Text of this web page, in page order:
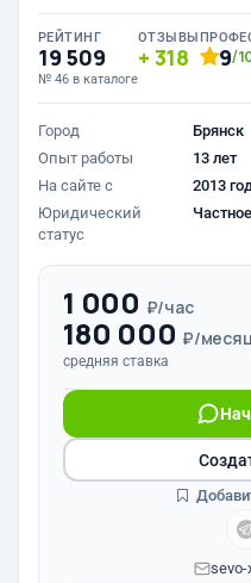
РЕЙТИНГ
19 509
№ 46 в каталоге
ОТЗЫВЫ
318 9/
Город
Брянск
Опыт работы
13 лет
На сайте с
2013
Юридический
статус
1 000 ₽/час
180 000 ₽/
средняя ставка
sevo-